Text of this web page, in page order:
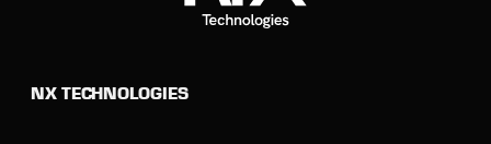
NX TECHNOLOGIES